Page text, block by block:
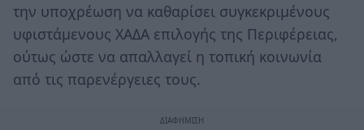
την υποχρέωση να καθαρίσει συγκεκριμένους
υφιστάμενους ΧΑΔΑ επιλογής της Περιφέρειας,
ούτως ώστε να απαλλαγεί η τοπική κοινωνία
από τις παρενέργειες τους.